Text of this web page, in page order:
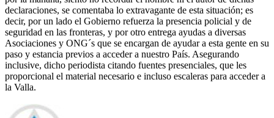
declaraciones, se comentaba lo extravagante de esta situación; es
decir, por un lado el Gobierno refuerza la presencia policial y de
seguridad en las fronteras, y por otro entrega ayudas a diversas
Asociaciones y ONG´s que se encargan de ayudar a esta gente en su
paso y estancia previos a acceder a nuestro País. Asegurando
inclusive, dicho periodista citando fuentes presenciales, que les
proporcional el material necesario e incluso escaleras para acceder a
la Valla.